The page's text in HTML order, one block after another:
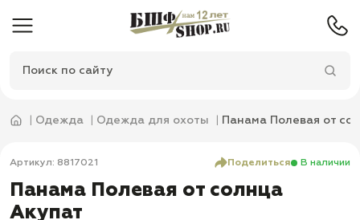
Одежда Одежда для охоты Панама Полевая от
Артикул: 8817021 Поделиться В наличии
Панама Полевая от солнца
Акупат